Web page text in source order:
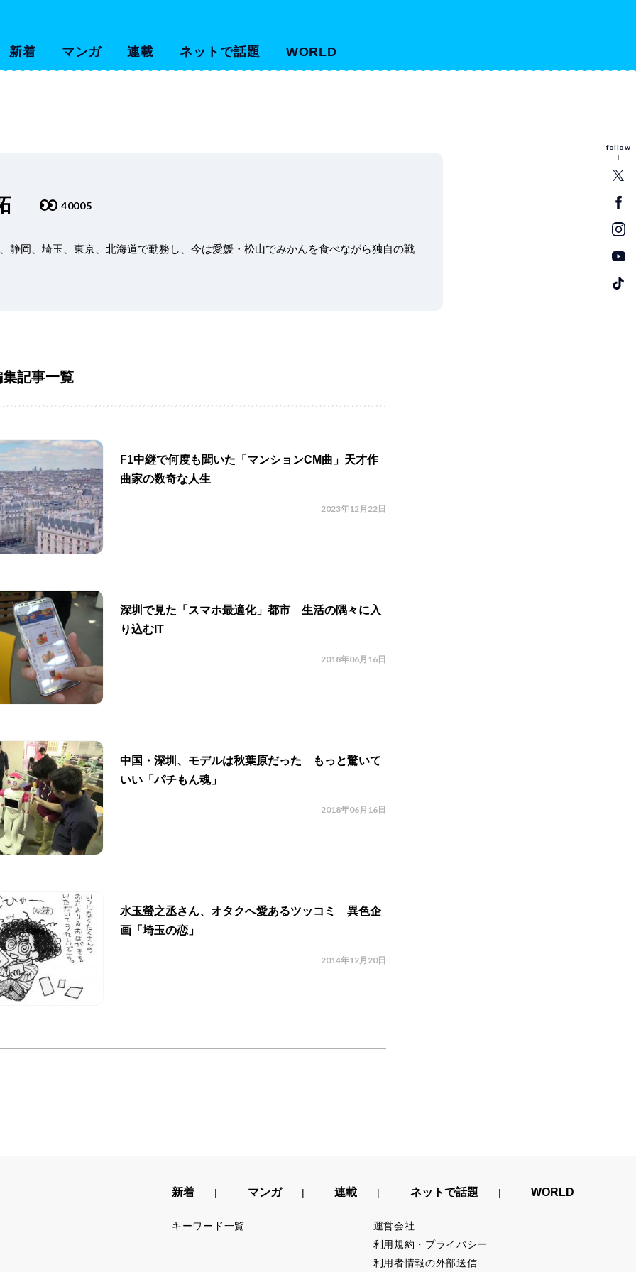
新着 マンガ 連載 ネットで話題 WORLD
follow
40005
静岡、埼玉、東京、北海道で勤務し、今は愛媛・松山でみかんを食べながら独自の戦
記事一覧
F1中継で何度も聞いた「マンションCM曲」天才作
曲家の数奇な人生
2023年12月22日
深圳で見た「スマホ最適化」都市 生活の隅々に入
り込むIT
2018年06月16日
中国・深圳、モデルは秋葉原だった もっと驚いて
いい「パチもん魂」
2018年06月16日
水玉螢之丞さん、オタクへ愛あるツッコミ 異色企
画「埼玉の恋」
2014年12月20日
新着 マンガ 連載 ネットで話題 WORLD
キーワード一覧
運営会社
利用規約・プライバシー
利用者情報の外部送信